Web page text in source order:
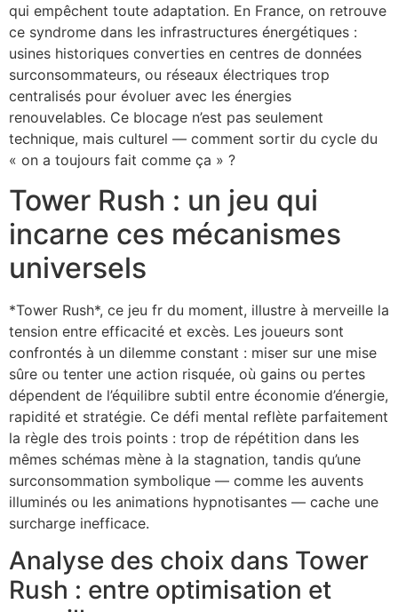
qui empêchent toute adaptation. En France, on retrouve
ce syndrome dans les infrastructures énergétiques :
usines historiques converties en centres de données
surconsommateurs, ou réseaux électriques trop
centralisés pour évoluer avec les énergies
renouvelables. Ce blocage n’est pas seulement
technique, mais culturel — comment sortir du cycle du
« on a toujours fait comme ça » ?
Tower Rush : un jeu qui
incarne ces mécanismes
universels
*Tower Rush*, ce jeu fr du moment, illustre à merveille la
tension entre efficacité et excès. Les joueurs sont
confrontés à un dilemme constant : miser sur une mise
sûre ou tenter une action risquée, où gains ou pertes
dépendent de l’équilibre subtil entre économie d’énergie,
rapidité et stratégie. Ce défi mental reflète parfaitement
la règle des trois points : trop de répétition dans les
mêmes schémas mène à la stagnation, tandis qu’une
surconsommation symbolique — comme les auvents
illuminés ou les animations hypnotisantes — cache une
surcharge inefficace.
Analyse des choix dans Tower
Rush : entre optimisation et